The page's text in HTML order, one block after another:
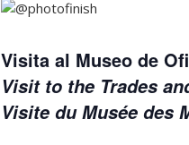
Visita al Museo de
Visit to the Trades
Visite du Musée des